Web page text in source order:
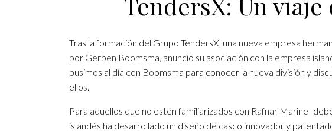
Tras la formación del Grupo TendersX, una nueva empresa
por Gerben Boomsma, anunció su asociación con la empresa
pusimos al día con Boomsma para conocer la nueva división y
ellos.
Para aquellos que no estén familiarizados con Rafnar Marine -
islandés ha desarrollado un diseño de casco innovador y